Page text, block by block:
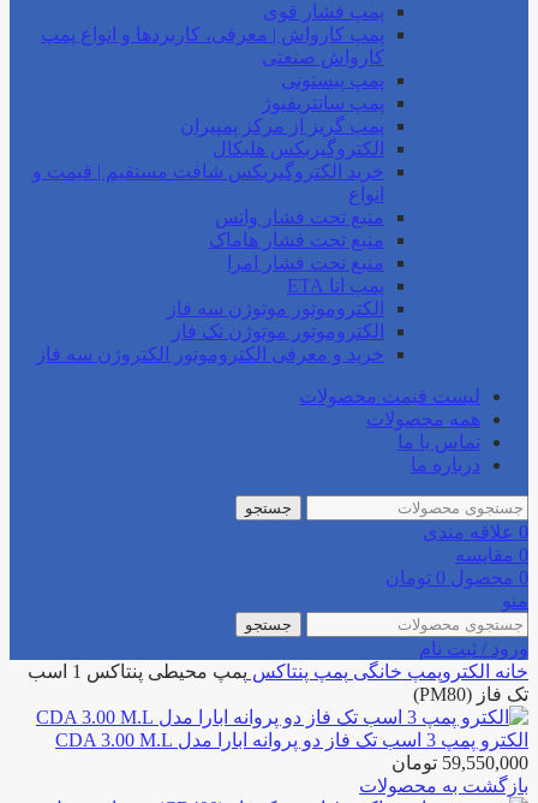
پمپ فشار قوی
پمپ کارواش | معرفی، کاربردها و انواع پمپ
کارواش صنعتی
پمپ پیستونی
پمپ سانتریفیوژ
پمپ گریز از مرکز پمپیران
الکتروگیربکس هلیکال
خرید الکتروگیربکس شافت مستقیم | قیمت و
انواع
منبع تحت فشار واتس
منبع تحت فشار هاماک
منبع تحت فشار امرا
پمپ اتا ETA
الکتروموتور موتوژن سه فاز
الکتروموتور موتوژن تک فاز
خرید و معرفی الکتروموتور الکتروژن سه فاز
لیست قیمت محصولات
همه محصولات
تماس با ما
درباره ما
جستجو
0 علاقه مندی
0 مقایسه
0 محصول 0 تومان
منو
جستجو
ورود / ثبت نام
خانه الکتروپمپ خانگی پمپ پنتاکس
پمپ محیطی پنتاکس 1 اسب
تک فاز (PM80)
الکترو پمپ 3 اسب تک فاز دو پروانه ابارا مدل CDA 3.00 M.L
59,550,000 تومان
بازگشت به محصولات